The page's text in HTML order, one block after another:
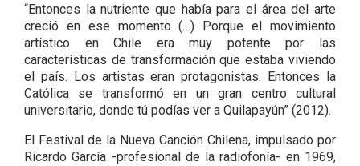
“Entonces la nutriente que había para el área del arte
creció en ese momento (…) Porque el movimiento
artístico en Chile era muy potente por las
características de transformación que estaba viviendo
el país. Los artistas eran protagonistas. Entonces la
Católica se transformó en un gran centro cultural
universitario, donde tú podías ver a Quilapayún” (2012).
El Festival de la Nueva Canción Chilena, impulsado por
Ricardo García -profesional de la radiofonía- en 1969,